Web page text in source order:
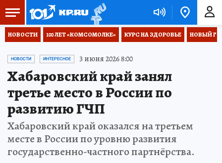
НОВОСТИ 100 ЛЕТ «КОМСОМОЛКЕ» КУРС НА ЗДОРОВЬЕ НОВЫЙ
НОВОСТИ ИНТЕРЕСНОЕ 3 июня 2026 8:00
Хабаровский край занял
третье место в России по
развитию ГЧП
Хабаровский край оказался на третьем
месте в России по уровню развития
государственно-частного партнёрства.